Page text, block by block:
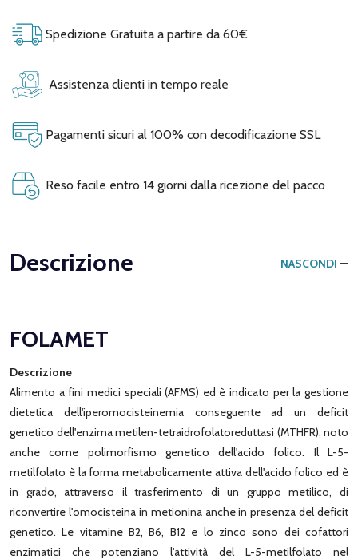
Spedizione Gratuita a partire da 60€
Assistenza clienti in tempo reale
Pagamenti sicuri al 100% con decodificazione SSL
Reso facile entro 14 giorni dalla ricezione del pacco
Descrizione NASCONDI
FOLAMET
Descrizione
Alimento a fini medici speciali (AFMS) ed è indicato per la gestione
dietetica dell'iperomocisteinemia conseguente ad un deficit
genetico dell'enzima metilen-tetraidrofolatoreduttasi (MTHFR), noto
anche come polimorfismo genetico dell'acido folico. Il L-5-
metilfolato è la forma metabolicamente attiva dell'acido folico ed è
in grado, attraverso il trasferimento di un gruppo metilico, di
riconvertire l'omocisteina in metionina anche in presenza del deficit
genetico. Le vitamine B2, B6, B12 e lo zinco sono dei cofattori
enzimatici che potenziano l'attività del L-5-metilfolato nel